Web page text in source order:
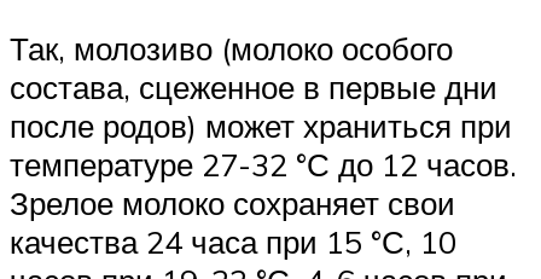
Так, молозиво (молоко особого
состава, сцеженное в первые дни
после родов) может храниться при
температуре 27-32 °С до 12 часов.
Зрелое молоко сохраняет свои
качества 24 часа при 15 °С, 10